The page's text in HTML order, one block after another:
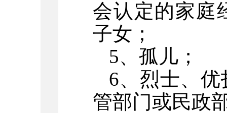
会认定的家庭
子女；
5、孤儿；
6、烈士、
管部门或民政